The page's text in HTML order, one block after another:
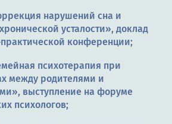
нарушений сна и
усталости», доклад
конференции;
психотерапия при
между родителями и
выступление на форуме
психологов;